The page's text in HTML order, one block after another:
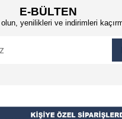
E-BÜLTEN
yenilikleri ve indirimleri